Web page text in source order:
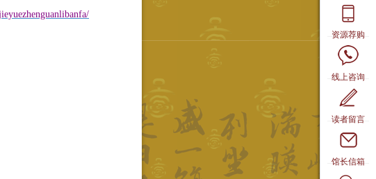
资源荐购
线上咨询
读者留言
馆长信箱